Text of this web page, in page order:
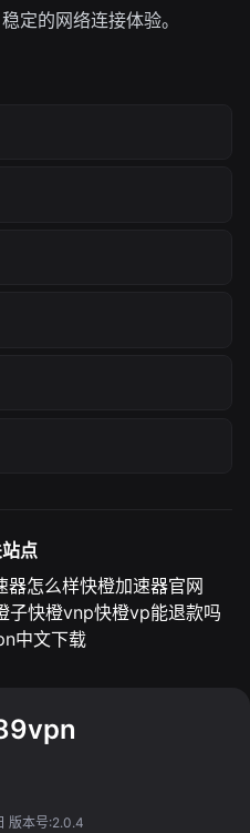
定的网络连接体验。
点
器怎么样快橙加速器官网
子快橙vnp快橙vp能退款吗
中文下载
版本号:2.0.4